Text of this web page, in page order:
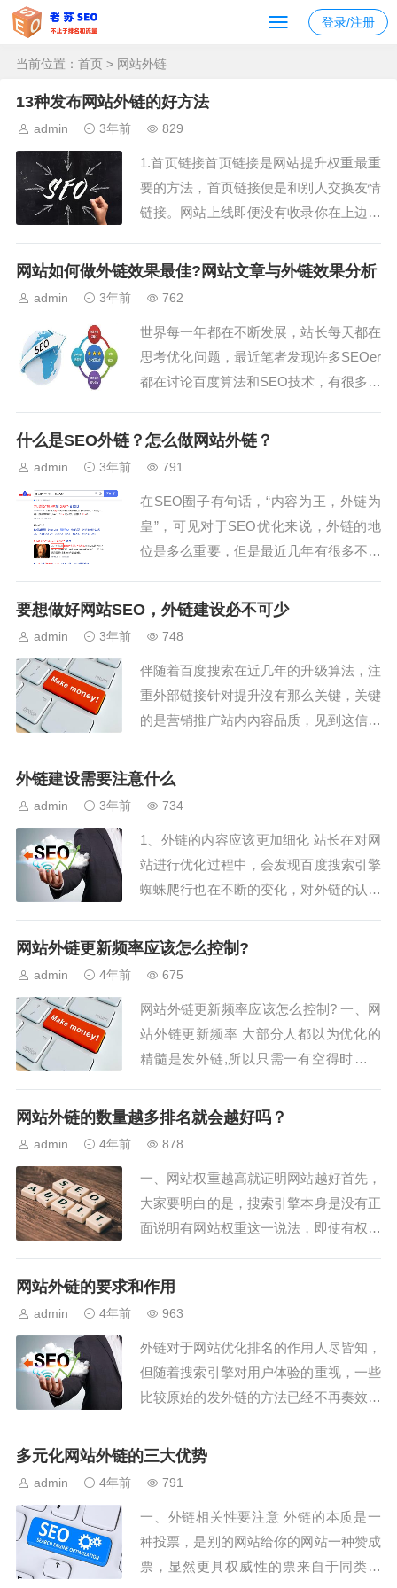
登录/注册
当前位置： 首页 > 网站外链
13种发布网站外链的好方法
admin 3年前 829
1.首页链接首页链接是网站提升权重最重
要的方法，首页链接便是和别人交换友情
链接。网站上线即便没有收录你在上边与
时间变久你的网站有了权重可以与质量高
有专人操作，权重很快就做起来了，比你
网站质量...
网站如何做外链效果最佳?网站文章与外链效果分析
admin 3年前 762
世界每一年都在不断发展，站长每天都在
思考优化问题，最近笔者发现许多SEOer
都在讨论百度算法和SEO技术，有很多人
是发布文章和每天发布外链。认为这样网
效果。...
什么是SEO外链？怎么做网站外链？
admin 3年前 791
在SEO圈子有句话，“内容为王，外链为
皇”，可见对于SEO优化来说，外链的地
位是多么重要，但是最近几年有很多不同
用了，但是在我看来，这些人往往做的都
没有用的，反而还会有不好的影响，说了
这么多，...
要想做好网站SEO，外链建设必不可少
admin 3年前 748
伴随着百度搜索在近几年的升级算法，注
重外部链接针对提升沒有那么关键，关键
的是营销推广站内內容品质，见到这信息
弃了，其实，要想做好网站SEO，外链建
功效...
外链建设需要注意什么
admin 3年前 734
1、外链的内容应该更加细化 站长在对网
站进行优化过程中，会发现百度搜索引擎
蜘蛛爬行也在不断的变化，对外链的认知
链。身为站长的你是否能做得更仔细决定
网站外链更新频率应该怎么控制?
admin 4年前 675
网站外链更新频率应该怎么控制? 一、网
站外链更新频率 大部分人都以为优化的
精髓是发外链,所以只需一有空得时分就
条.殊不知其实发外链也跟发文章也是相
网站外链的数量越多排名就会越好吗？
admin 4年前 878
一、网站权重越高就证明网站越好首先，
大家要明白的是，搜索引擎本身是没有正
面说明有网站权重这一说法，即使有权重
么判断来的，网站的权重是由一些站长工
页快照更新比较快，搜索引擎蜘蛛抓取网
站比较频繁，...
网站外链的要求和作用
admin 4年前 963
外链对于网站优化排名的作用人尽皆知，
但随着搜索引擎对用户体验的重视，一些
比较原始的发外链的方法已经不再奏效，
链相关性要注意 外链的本质是一种投
多元化网站外链的三大优势
admin 4年前 791
一、外链相关性要注意 外链的本质是一
种投票，是别的网站给你的网站一种赞成
票，显然更具权威性的票来自于同类网